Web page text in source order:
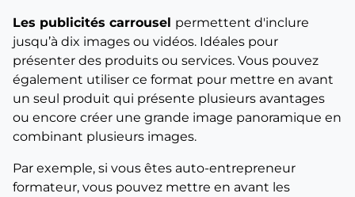
Les publicités carrousel permettent d'inclure
jusqu’à dix images ou vidéos. Idéales pour
présenter des produits ou services. Vous pouvez
également utiliser ce format pour mettre en avant
un seul produit qui présente plusieurs avantages
ou encore créer une grande image panoramique en
combinant plusieurs images.
Par exemple, si vous êtes auto-entrepreneur
formateur, vous pouvez mettre en avant les